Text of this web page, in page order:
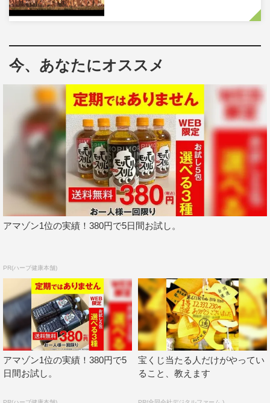
Kis-My-Ft2
今、あなたにオススメ
アマゾン1位の実績！380円で5日間お試し。
PR(ハーブ健康本舗)
アマゾン1位の実績！380円で5
日間お試し。
宝くじ当たる人だけがやってい
ること、教えます